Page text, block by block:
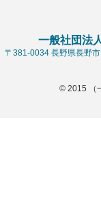
一般社団法
〒381-0034 長野県長野
© 2015 （